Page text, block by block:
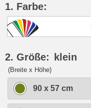
1. Farbe:
2. Größe: klein
(Breite x Höhe)
90 x 57 cm